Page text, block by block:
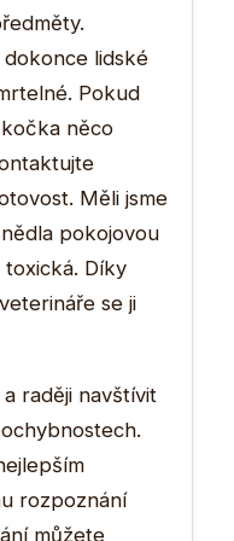
lidské
Pokud
něco
Měli jsme
pokojovou
Díky
se ji
raději navštívit
rozpoznání
můžete